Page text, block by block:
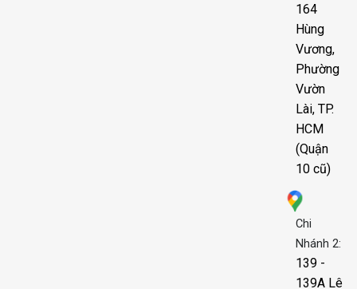
164
Hùng
Vương,
Phường
Vườn
Lài, TP.
HCM
(Quận
10 cũ)
Chi
Nhánh 2:
139 -
139A Lê